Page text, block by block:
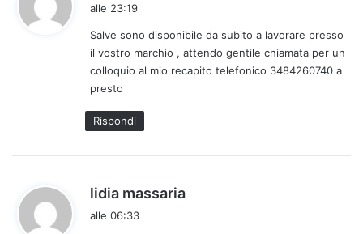
e
t
t
alle 23:19
Salve sono disponibile da subito a lavorare presso
il vostro marchio , attendo gentile chiamata per un
colloquio al mio recapito telefonico 3484260740 a
presto
Rispondi
lidia massaria
alle 06:33